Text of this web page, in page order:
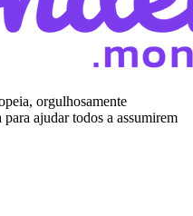
orgulhosamente
ajudar todos a assumirem